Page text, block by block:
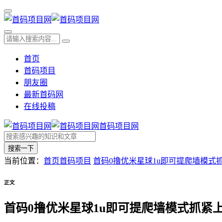
首页
首码项目
朋友圈
最新首码网
在线投稿
首码项目网
搜索一下
当前位置： 首页首码项目 首码0撸优米星球1u即可提爬墙模式
正文
首码0撸优米星球1u即可提爬墙模式抓紧